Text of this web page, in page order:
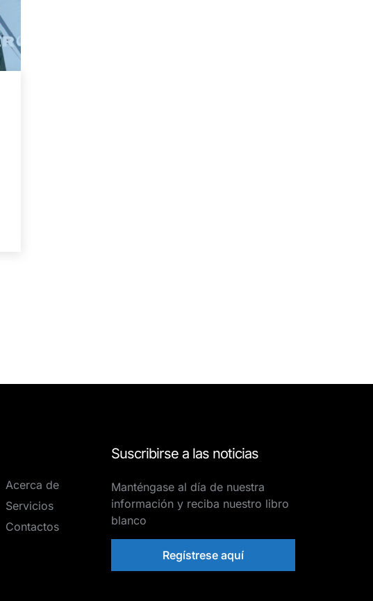
Acerca de
Servicios
Contactos
Suscribirse a las noticias
Manténgase al día de nuestra
información y reciba nuestro libro
blanco
Regístrese aquí